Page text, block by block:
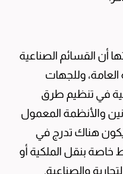
أن القسائم الصناعية
العامة، وللجهات
في تنظيم طرق
والأنظمة المعمول
يكون هناك تدرج في
بنقل الملكية أو
والصناعية.